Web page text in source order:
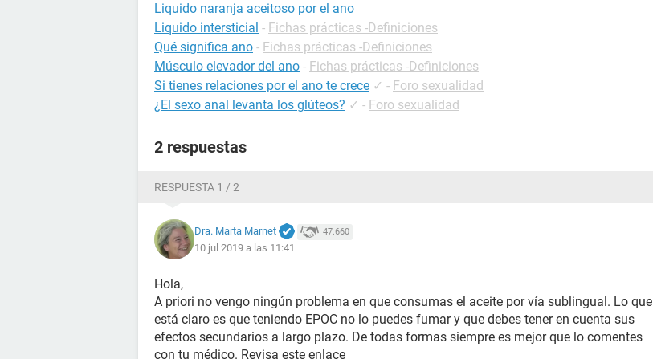
Liquido naranja aceitoso por el ano
Liquido intersticial - Fichas prácticas -Definiciones
Qué significa ano - Fichas prácticas -Definiciones
Músculo elevador del ano - Fichas prácticas -Definiciones
Si tienes relaciones por el ano te crece ✓ - Foro sexualidad
¿El sexo anal levanta los glúteos? ✓ - Foro sexualidad
2 respuestas
RESPUESTA 1 / 2
Dra. Marta Marnet 47.660
10 jul 2019 a las 11:41
Hola,
A priori no vengo ningún problema en que consumas el aceite por vía sublingual. Lo que
está claro es que teniendo EPOC no lo puedes fumar y que debes tener en cuenta sus
efectos secundarios a largo plazo. De todas formas siempre es mejor que lo comentes
con tu médico. Revisa este enlace